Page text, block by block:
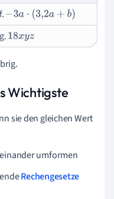
f.−3a⋅( 3 2a+b)
g.18xyz
Wichtigste
sie den gleichen Wert
umformen
Rechengesetze